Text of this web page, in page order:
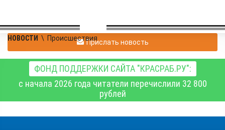
НОВОСТИ \ ПроисшествияПрислать новость
ФОНД ПОДДЕРЖКИ САЙТА "КРАСРАБ.РУ":
с начала 2026 года читатели перечислили 32 800
рублей